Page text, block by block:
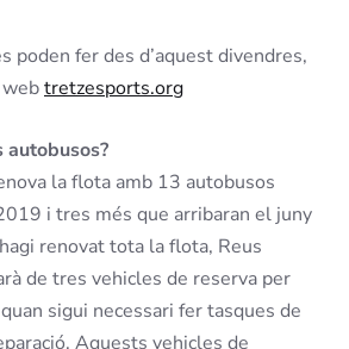
poden fer des d’aquest divendres,
tretzesports.org
autobusos?
la flota amb 13 autobusos
i tres més que arribaran el juny
renovat tota la flota, Reus
de tres vehicles de reserva per
sigui necessari fer tasques de
Aquests vehicles de